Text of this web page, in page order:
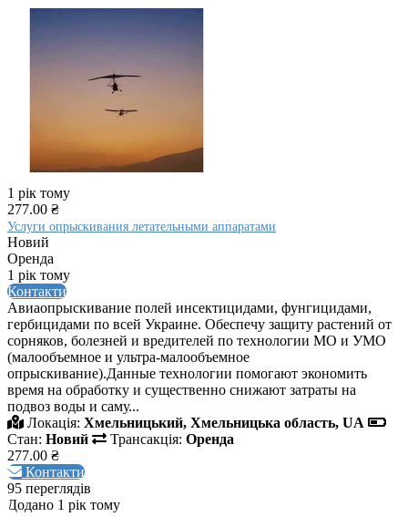
1 рік тому
277.00 ₴
Услуги опрыскивания летательными аппаратами
Новий
Оренда
1 рік тому
Контакти
Авиаопрыскивание полей инсектицидами, фунгицидами,
гербицидами по всей Украине. Обеспечу защиту растений от
сорняков, болезней и вредителей по технологии МО и УМО
(малообъемное и ультра-малообъемное
опрыскивание).Данные технологии помогают экономить
время на обработку и существенно снижают затраты на
подвоз воды и саму...
Локація: Хмельницький, Хмельницька область, UA
Стан: Новий Трансакція: Оренда
277.00 ₴
Контакти
95 переглядів
Додано 1 рік тому